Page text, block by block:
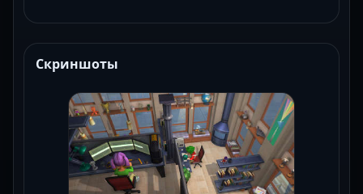
Скриншоты